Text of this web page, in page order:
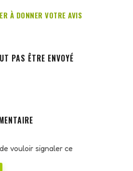
À DONNER VOTRE AVIS
PAS ÊTRE ENVOYÉ
vouloir signaler ce